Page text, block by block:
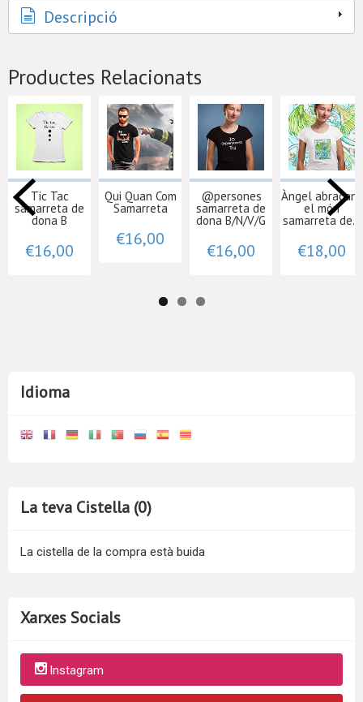
Idioma
La teva Cistella (0)
La cistella de la compra està buida
Xarxes Socials
Instagram
Descripció
Productes Relacionats
Tic Tac
samarreta de
dona B
€16,00
Qui Quan Com
Samarreta
€16,00
@persones
samarreta de
dona B/N/V/G
€16,00
Àngel abraçant
el món
samarreta de...
€18,00